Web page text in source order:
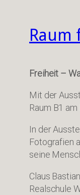
Raum
Freiheit –
Mit der
Raum B1
In der
Fotografien
seine
Claus
Realschule